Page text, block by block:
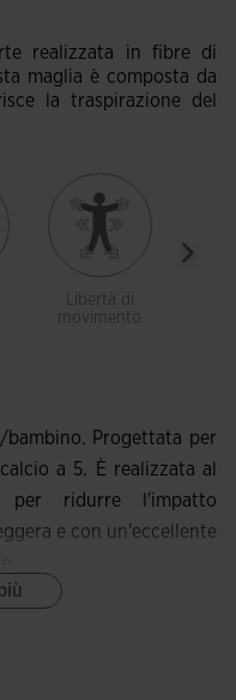
realizzata in fibre di
maglia è composta da
la traspirazione del
Libertà di
movimento
bambino. Progettata per
a 5. È realizzata al
per ridurre l'impatto
e con un'eccellente